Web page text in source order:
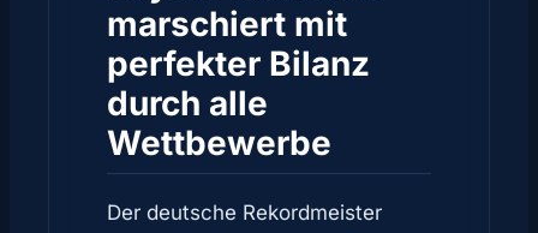
marschiert mit
perfekter Bilanz
durch alle
Wettbewerbe
Der deutsche Rekordmeister